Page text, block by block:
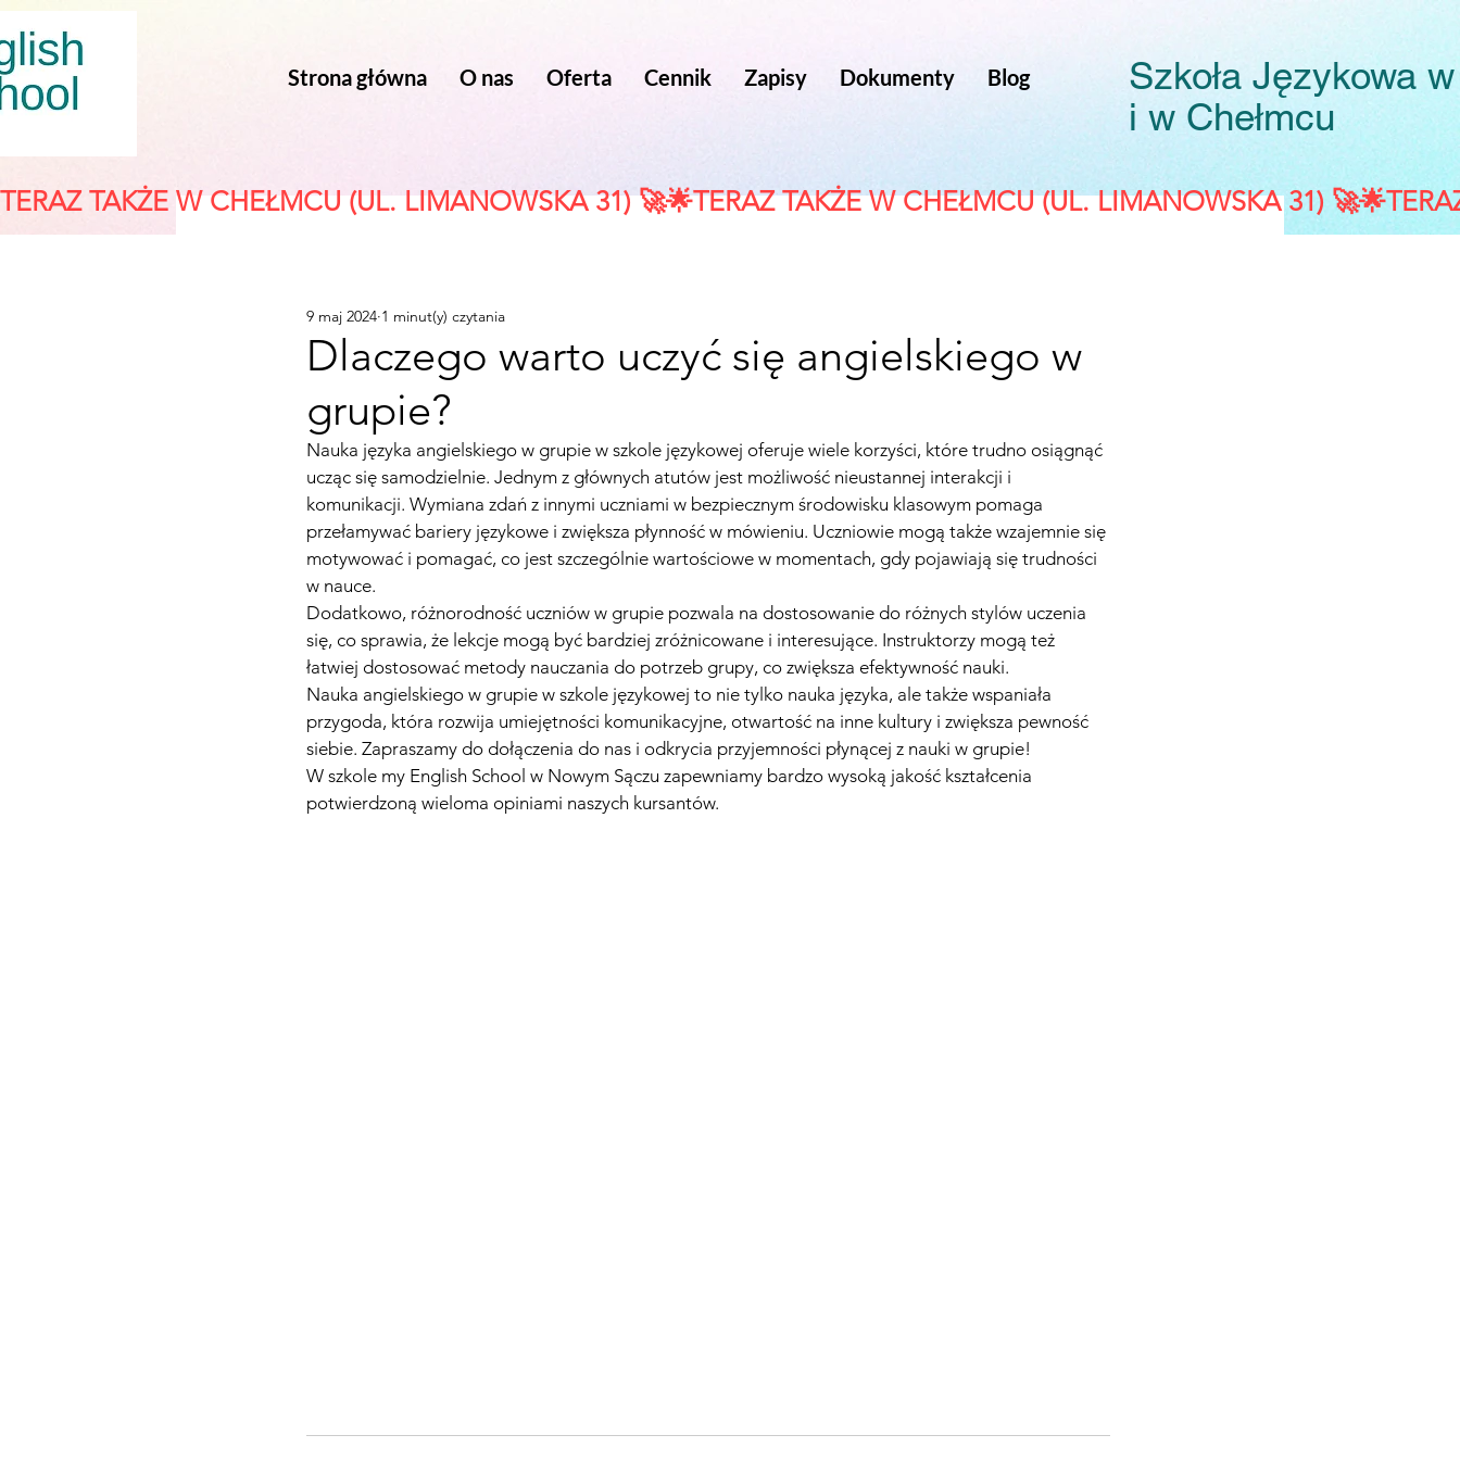
Strona główna O nas Oferta Cennik Zapisy Dokumenty Blog
Szkoła Językowa
i w Chełmcu
TERAZ TAKŻE W CHEŁMCU (UL. LIMANOWSKA 31) 🚀🌟
Dlaczego warto uczyć się angielskiego w
grupie?
9 maj 2024 1 minut(y) czytania
Nauka języka angielskiego w grupie w szkole językowej oferuje wiele korzyści, które trudno osiągnąć
ucząc się samodzielnie. Jednym z głównych atutów jest możliwość nieustannej interakcji i
komunikacji. Wymiana zdań z innymi uczniami w bezpiecznym środowisku klasowym pomaga
przełamywać bariery językowe i zwiększa płynność w mówieniu. Uczniowie mogą także wzajemnie się
motywować i pomagać, co jest szczególnie wartościowe w momentach, gdy pojawiają się trudności
w nauce.
Dodatkowo, różnorodność uczniów w grupie pozwala na dostosowanie do różnych stylów uczenia
się, co sprawia, że lekcje mogą być bardziej zróżnicowane i interesujące. Instruktorzy mogą też
łatwiej dostosować metody nauczania do potrzeb grupy, co zwiększa efektywność nauki.
Nauka angielskiego w grupie w szkole językowej to nie tylko nauka języka, ale także wspaniała
przygoda, która rozwija umiejętności komunikacyjne, otwartość na inne kultury i zwiększa pewność
siebie. Zapraszamy do dołączenia do nas i odkrycia przyjemności płynącej z nauki w grupie!
W szkole my English School w Nowym Sączu zapewniamy bardzo wysoką jakość kształcenia
potwierdzoną wieloma opiniami naszych kursantów.